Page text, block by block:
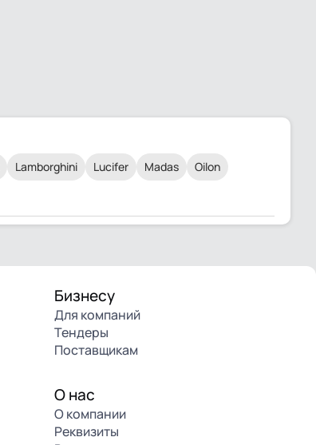
Lamborghini Lucifer Madas
Oilon
Бизнесу
Для компаний
Тендеры
Поставщикам
О нас
О компании
Реквизиты